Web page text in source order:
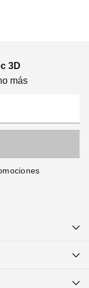
3D
más